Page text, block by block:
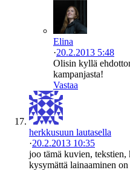
Elina
·20.2.2013 5:48
Olisin kyllä
kampanjasta!
Vastaa
herkkusuun lautasella
·20.2.2013 10:35
joo tämä kuvien, tekstien,
kysymättä lainaaminen